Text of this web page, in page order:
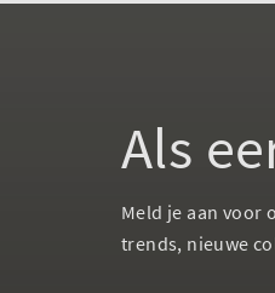
Als
Meld je aan voor
trends, nieuwe